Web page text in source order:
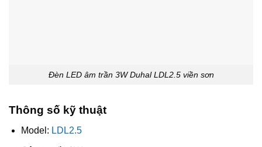
Đèn LED âm trần 3W Duhal LDL2.5 viền sơn
Thông số kỹ thuật
Model: LDL2.5